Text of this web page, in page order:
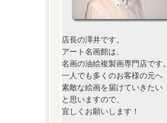
店長の澤井です。
アート名画館は、
名画の油絵複製画専門店です。
一人でも多くのお客様の元へ
素敵な絵画を届けていきたい
と思いますので、
宜しくお願いします！